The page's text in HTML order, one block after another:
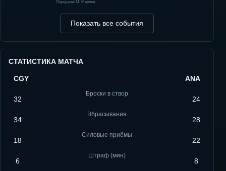
Передача: М. Марнер
Показать все события
СТАТИСТИКА МАТЧА
CGY ANA
32
Броски в створ
24
34
Вбрасывания
28
18
Силовые приёмы
22
6
Штраф (мин)
8